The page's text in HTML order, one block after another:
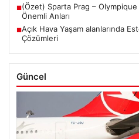
■(Özet) Sparta Prag –
Önemli Anları
■Açık Hava Yaşam alanlarında
Çözümleri
Güncel